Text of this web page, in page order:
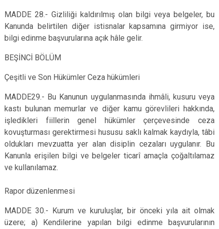
MADDE 28.- Gizliliği kaldırılmış olan bilgi veya belgeler, bu
Kanunda belirtilen diğer istisnalar kapsamına girmiyor ise,
bilgi edinme başvurularına açık hâle gelir.
BEŞİNCİ BÖLÜM
Çeşitli ve Son Hükümler Ceza hükümleri
MADDE29.- Bu Kanunun uygulanmasında ihmâli, kusuru veya
kastı bulunan memurlar ve diğer kamu görevlileri hakkında,
işledikleri fiillerin genel hükümler çerçevesinde ceza
kovuşturması gerektirmesi hususu saklı kalmak kaydıyla, tâbi
oldukları mevzuatta yer alan disiplin cezaları uygulanır. Bu
Kanunla erişilen bilgi ve belgeler ticarî amaçla çoğaltılamaz
ve kullanılamaz.
Rapor düzenlenmesi
MADDE 30.- Kurum ve kuruluşlar, bir önceki yıla ait olmak
üzere; a) Kendilerine yapılan bilgi edinme başvurularının